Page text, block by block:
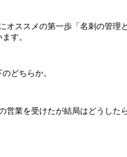
オススメの第一歩「名刺の管理と
す。
どちらか。
営業を受けたが結局はどうした